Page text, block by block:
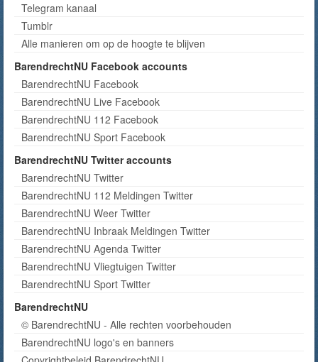
Telegram kanaal
Tumblr
Alle manieren om op de hoogte te blijven
BarendrechtNU Facebook accounts
BarendrechtNU Facebook
BarendrechtNU Live Facebook
BarendrechtNU 112 Facebook
BarendrechtNU Sport Facebook
BarendrechtNU Twitter accounts
BarendrechtNU Twitter
BarendrechtNU 112 Meldingen Twitter
BarendrechtNU Weer Twitter
BarendrechtNU Inbraak Meldingen Twitter
BarendrechtNU Agenda Twitter
BarendrechtNU Vliegtuigen Twitter
BarendrechtNU Sport Twitter
BarendrechtNU
© BarendrechtNU - Alle rechten voorbehouden
BarendrechtNU logo's en banners